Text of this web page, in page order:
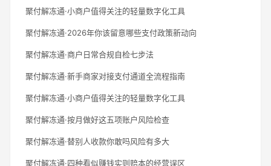
聚付解冻通·小商户值得关注的轻量数字化工具
聚付解冻通·2026年你该留意哪些支付政策新动向
聚付解冻通·商户日常合规自检七步法
聚付解冻通·新手商家对接支付通道全流程指南
聚付解冻通·小商户值得关注的轻量数字化工具
聚付解冻通·按月做好这五项账户风险检查
聚付解冻通·替别人收款你敢吗风险有多大
聚付解冻通·四种看似赚钱实则赔本的经营误区